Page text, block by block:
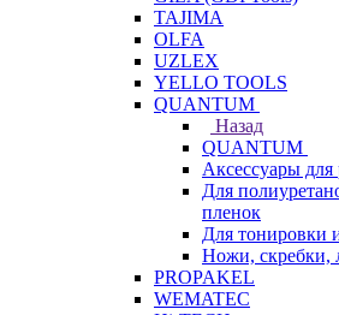
TAJIMA
OLFA
UZLEX
YELLO TOOLS
QUANTUM
Назад
QUANTUM
Аксессуары
Для
пленок
Для тонировки
Ножи, скребки,
PROPAKEL
WEMATEC